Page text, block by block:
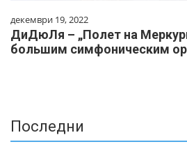
декември 19, 2022
ДиДюЛя – „Полет на
большим симфоническим
Последни